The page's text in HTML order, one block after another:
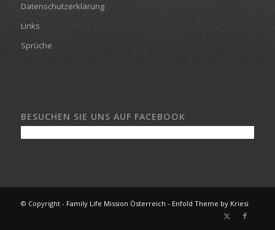
Datenschutzerklärung
Links
Sprüche
BESUCHEN SIE UNS AUF FACEBOOK
© Copyright - Family Life Mission Österreich - Enfold Theme by Kriesi